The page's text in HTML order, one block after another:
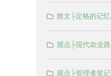
散文├定格的记忆
观点├现代农业路
观点├管理者笔记